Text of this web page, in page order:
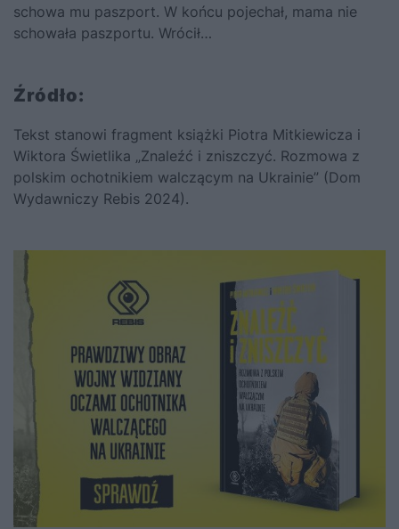
schowa mu paszport. W końcu pojechał, mama nie
schowała paszportu. Wrócił…
Źródło:
Tekst stanowi fragment książki Piotra Mitkiewicza i
Wiktora Świetlika „Znaleźć i zniszczyć. Rozmowa z
polskim ochotnikiem walczącym na Ukrainie” (Dom
Wydawniczy Rebis 2024).